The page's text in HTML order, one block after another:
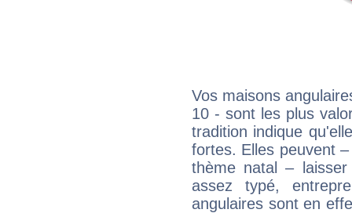
Vos maisons
10 - sont les plus
tradition indique
fortes. Elles peuvent
thème natal –
assez typé,
angulaires sont en